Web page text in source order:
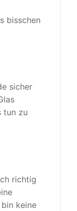
bisschen
sicher
tun zu
richtig
keine